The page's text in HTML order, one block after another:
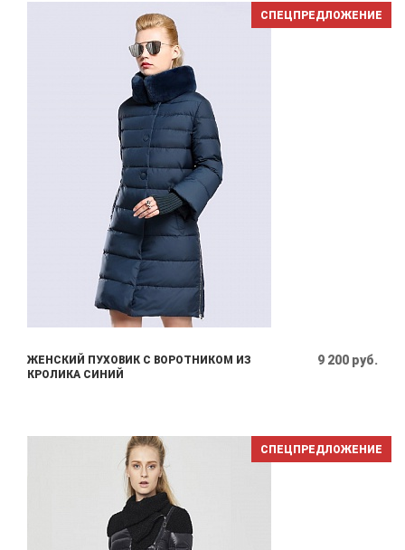
СПЕЦПРЕДЛОЖЕНИЕ
ЖЕНСКИЙ ПУХОВИК С ВОРОТНИКОМ ИЗ
КРОЛИКА СИНИЙ
9 200 руб.
СПЕЦПРЕДЛОЖЕНИЕ